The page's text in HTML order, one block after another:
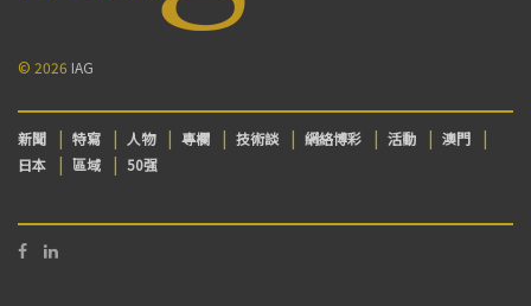
© 2026 IAG
新聞 特寫 人物 專欄 技術談 網絡博彩 活動
澳門
日本
區域 50强